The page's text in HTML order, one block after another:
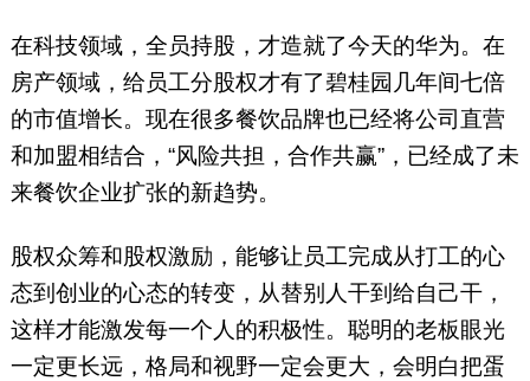
在科技领域，全员持股，才造就了今天的华为。在
房产领域，给员工分股权才有了碧桂园几年间七倍
的市值增长。现在很多餐饮品牌也已经将公司直营
和加盟相结合，“风险共担，合作共赢”，已经成了未
来餐饮企业扩张的新趋势。
股权众筹和股权激励，能够让员工完成从打工的心
态到创业的心态的转变，从替别人干到给自己干，
这样才能激发每一个人的积极性。聪明的老板眼光
一定更长远，格局和视野一定会更大，会明白把蛋